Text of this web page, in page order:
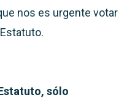
nos es urgente votar
sólo